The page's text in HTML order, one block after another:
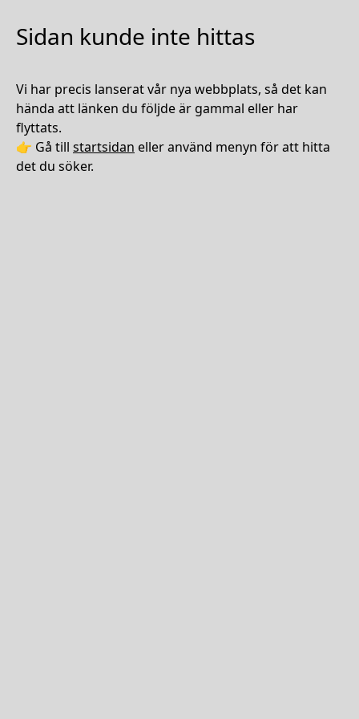
Sidan kunde inte hittas
Vi har precis lanserat vår nya webbplats, så det kan
hända att länken du följde är gammal eller har
flyttats.
👉 Gå till startsidan eller använd menyn för att hitta
det du söker.